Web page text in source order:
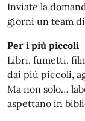
Inviate la
giorni un team
Per i più piccoli
Libri, fumetti,
dai più piccoli,
Ma non solo…
aspettano in